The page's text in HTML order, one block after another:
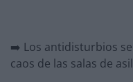
➡️ Los antidisturbios
caos de las salas de